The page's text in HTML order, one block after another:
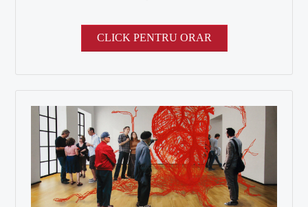
Arte decorative
Modă-Design vestimentar
Studii de masterat
Arte plastice și multimedia
CLICK PENTRU ORAR